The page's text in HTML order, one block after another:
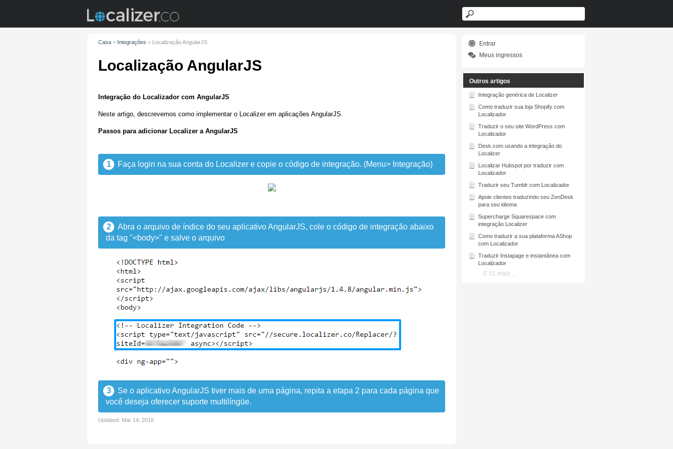
Casa > Integrações > Localização AngularJS
Localização AngularJS
Integração do Localizador com AngularJS
Neste artigo, descrevemos como implementar o Localizer em aplicações AngularJS.
Passos para adicionar Localizer a AngularJS
1 Faça login na sua conta do Localizer e copie o código de integração. (Menu> Integração)
2
Abra o arquivo de índice do seu aplicativo AngularJS, cole o código de integração abaixo
da tag "<body>" e salve o arquivo
3
Se o aplicativo AngularJS tiver mais de uma página, repita a etapa 2 para cada página que
você deseja oferecer suporte multilíngüe.
Updated: Mar 14, 2016
Entrar
Meus ingressos
Outros artigos
Integração genérica de Localizer
Como traduzir sua loja Shopify com
Localizador
Traduzir o seu site WordPress com
Localizador
Desk.com usando a integração do
Localizer
Localizar Hubspot por traduzir com
Localizador
Traduzir seu Tumblr com Localizador
Apoie clientes traduzindo seu ZenDesk
para seu idioma
Supercharge Squarespace com
integração Localizer
Como traduzir a sua plataforma AShop
com Localizador
Traduzir Instapage e instantânea com
Localizador
E 51 mais ...